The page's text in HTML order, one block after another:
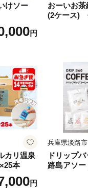
けソー
円
おーいお
(2ケース)
カリ温泉
本
円
兵庫県淡路市
ドリップ
路島アソ
袋 飲み比